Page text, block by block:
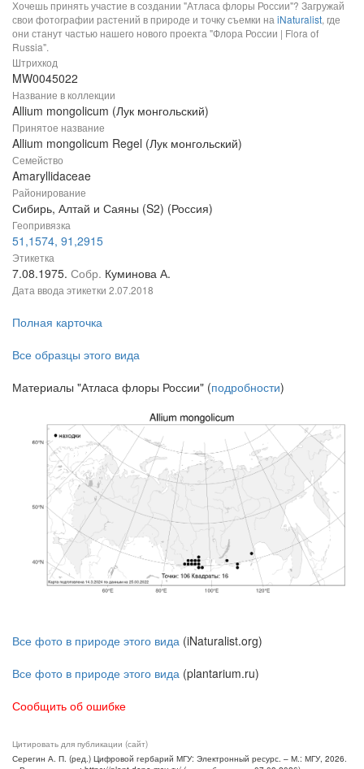
Хочешь принять участие в создании "Атласа флоры России"? Загружай
свои фотографии растений в природе и точку съемки наiNaturalist, где
они станут частью нашего нового проекта "Флора России | Flora of
Russia".
Штрихкод
MW0045022
Название в коллекции
Allium mongolicum (Лук монгольский)
Принятое название
Allium mongolicum Regel (Лук монгольский)
Семейство
Amaryllidaceae
Районирование
Сибирь, Алтай и Саяны (S2) (Россия)
Геопривязка
51,1574, 91,2915
Этикетка
7.08.1975. Собр. Куминова А.
Дата ввода этикетки 2.07.2018
Полная карточка
Все образцы этого вида
Материалы "Атласа флоры России" (подробности)
Все фото в природе этого вида (iNaturalist.org)
Все фото в природе этого вида (plantarium.ru)
Сообщить об ошибке
Цитировать для публикации (сайт)
Серегин А. П. (ред.) Цифровой гербарий МГУ: Электронный ресурс. – М.: МГУ, 2026.